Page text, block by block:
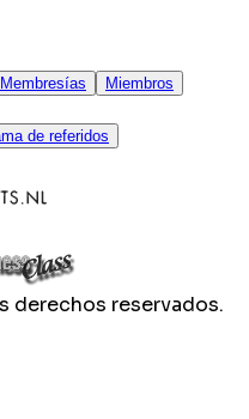
Membresías
Miembros
de referidos
derechos reservados.